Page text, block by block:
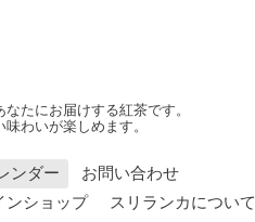
たにお届けする紅茶です。
わいが楽しめます。
ンダー
お問い合わせ
ンショップ
スリランカについて